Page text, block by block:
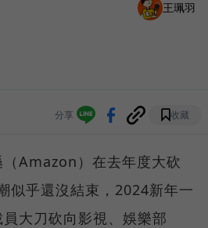
王珮羽
分享 收藏
Amazon）在去年度大砍
似乎還沒結束，2024新年一
大刀砍向影視、娛樂部